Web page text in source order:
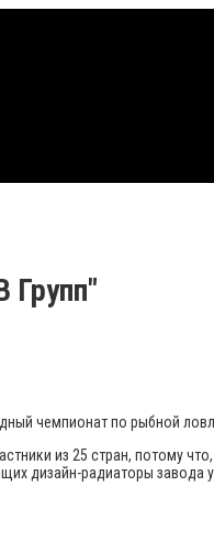
Групп"
чемпионат по рыбной
из 25 стран, потому
дизайн-радиаторы завода у